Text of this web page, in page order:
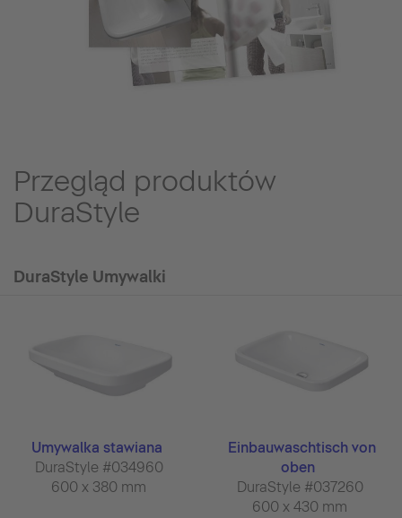
Przegląd produktów
DuraStyle
DuraStyle Umywalki
Umywalka stawiana
DuraStyle #034960
600 x 380 mm
Einbauwaschtisch von
oben
DuraStyle #037260
600 x 430 mm